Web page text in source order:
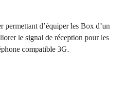
permettant d’équiper les Box d’un
le signal de réception pour les
compatible 3G.